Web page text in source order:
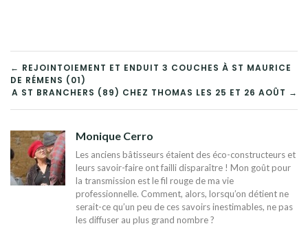
NAVIGATION
DE
L’ARTICLE
← REJOINTOIEMENT ET ENDUIT 3 COUCHES À ST MAURICE
DE RÉMENS (01)
A ST BRANCHERS (89) CHEZ THOMAS LES 25 ET 26 AOÛT →
Monique Cerro
Les anciens bâtisseurs étaient des éco-constructeurs et
leurs savoir-faire ont failli disparaître ! Mon goût pour
la transmission est le fil rouge de ma vie
professionnelle. Comment, alors, lorsqu’on détient ne
serait-ce qu’un peu de ces savoirs inestimables, ne pas
les diffuser au plus grand nombre ?